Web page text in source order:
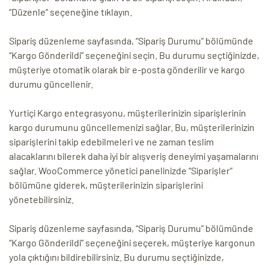
“Düzenle” seçeneğine tıklayın.
Sipariş düzenleme sayfasında, “Sipariş Durumu” bölümünde
“Kargo Gönderildi” seçeneğini seçin. Bu durumu seçtiğinizde,
müşteriye otomatik olarak bir e-posta gönderilir ve kargo
durumu güncellenir.
Yurtiçi Kargo entegrasyonu, müşterilerinizin siparişlerinin
kargo durumunu güncellemenizi sağlar. Bu, müşterilerinizin
siparişlerini takip edebilmeleri ve ne zaman teslim
alacaklarını bilerek daha iyi bir alışveriş deneyimi yaşamalarını
sağlar. WooCommerce yönetici panelinizde “Siparişler”
bölümüne giderek, müşterilerinizin siparişlerini
yönetebilirsiniz.
Sipariş düzenleme sayfasında, “Sipariş Durumu” bölümünde
“Kargo Gönderildi” seçeneğini seçerek, müşteriye kargonun
yola çıktığını bildirebilirsiniz. Bu durumu seçtiğinizde,